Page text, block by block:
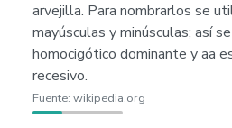
arvejilla. Para nombrarlos se
mayúsculas y minúsculas; así
homocigótico dominante y aa
recesivo.
Fuente: wikipedia.org